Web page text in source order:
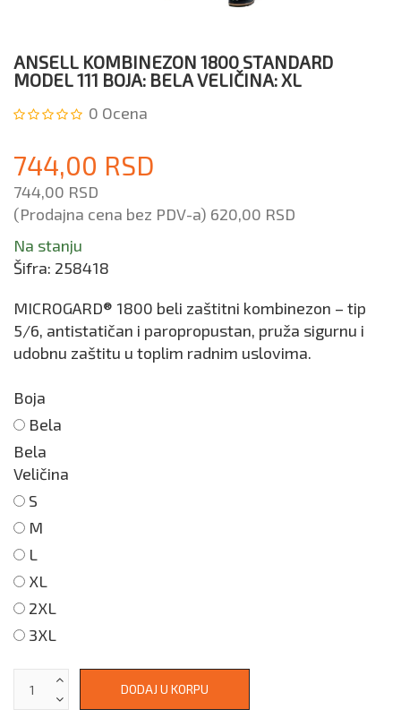
ANSELL KOMBINEZON 1800 STANDARD
MODEL 111 BOJA: BELA VELIČINA: XL
0 Ocena
744,00 RSD
744,00 RSD
(Prodajna cena bez PDV-a) 620,00 RSD
Na stanju
Šifra: 258418
MICROGARD® 1800 beli zaštitni kombinezon – tip
5/6, antistatičan i paropropustan, pruža sigurnu i
udobnu zaštitu u toplim radnim uslovima.
Boja
Bela
Bela
Veličina
S
M
L
XL
2XL
3XL